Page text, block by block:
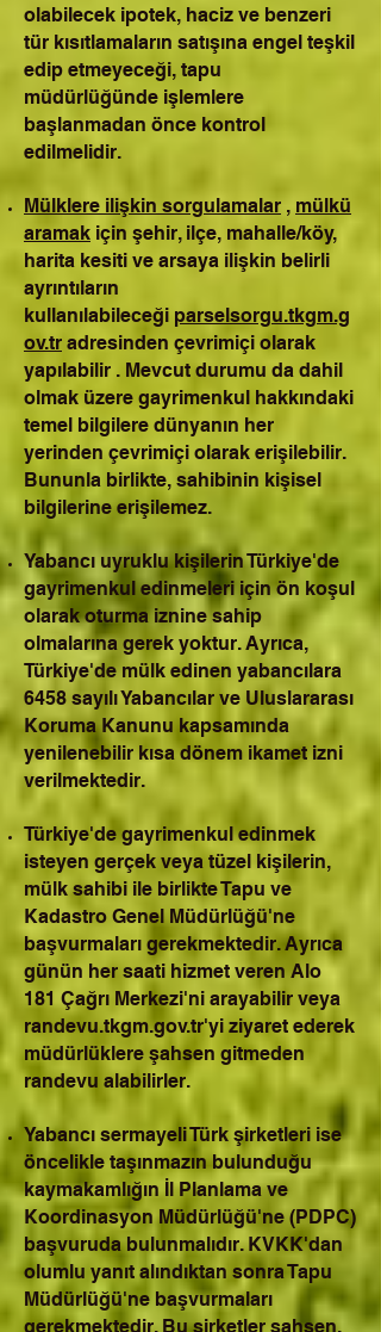
olabilecek ipotek, haciz ve benzeri
tür kısıtlamaların satışına engel teşkil
edip etmeyeceği, tapu
müdürlüğünde işlemlere
başlanmadan önce kontrol
edilmelidir.
Mülklere ilişkin sorgulamalar , mülkü
aramak için şehir, ilçe, mahalle/köy,
harita kesiti ve arsaya ilişkin belirli
ayrıntıların
kullanılabileceği parselsorgu.tkgm.g
ov.tr adresinden çevrimiçi olarak
yapılabilir . Mevcut durumu da dahil
olmak üzere gayrimenkul hakkındaki
temel bilgilere dünyanın her
yerinden çevrimiçi olarak erişilebilir.
Bununla birlikte, sahibinin kişisel
bilgilerine erişilemez.
Yabancı uyruklu kişilerin Türkiye'de
gayrimenkul edinmeleri için ön koşul
olarak oturma iznine sahip
olmalarına gerek yoktur. Ayrıca,
Türkiye'de mülk edinen yabancılara
6458 sayılı Yabancılar ve Uluslararası
Koruma Kanunu kapsamında
yenilenebilir kısa dönem ikamet izni
verilmektedir.
Türkiye'de gayrimenkul edinmek
isteyen gerçek veya tüzel kişilerin,
mülk sahibi ile birlikte Tapu ve
Kadastro Genel Müdürlüğü'ne
başvurmaları gerekmektedir. Ayrıca
günün her saati hizmet veren Alo
181 Çağrı Merkezi'ni arayabilir veya
randevu.tkgm.gov.tr'yi ziyaret ederek
müdürlüklere şahsen gitmeden
randevu alabilirler.
Yabancı sermayeli Türk şirketleri ise
öncelikle taşınmazın bulunduğu
kaymakamlığın İl Planlama ve
Koordinasyon Müdürlüğü'ne (PDPC)
başvuruda bulunmalıdır. KVKK'dan
olumlu yanıt alındıktan sonra Tapu
Müdürlüğü'ne başvurmaları
gerekmektedir. Bu şirketler şahsen,